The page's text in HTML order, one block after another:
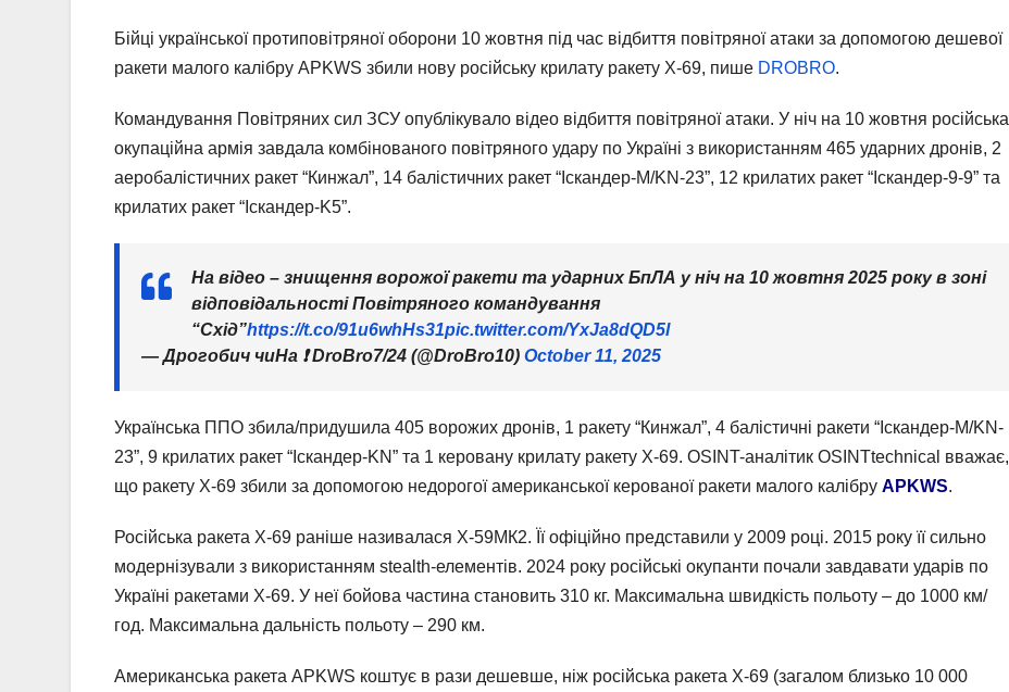
Бійці української протиповітряної оборони 10 жовтня під час відбиття повітряної атаки за допомогою дешевої
ракети малого калібру APKWS збили нову російську крилату ракету Х-69, пише DROBRO.
Командування Повітряних сил ЗСУ опублікувало відео відбиття повітряної атаки. У ніч на 10 жовтня російська
окупаційна армія завдала комбінованого повітряного удару по Україні з використанням 465 ударних дронів, 2
аеробалістичних ракет “Кинжал”, 14 балістичних ракет “Іскандер-М/KN-23”, 12 крилатих ракет “Іскандер-9-9” та
крилатих ракет “Іскандер-K5”.
На відео – знищення ворожої ракети та ударних БпЛА у ніч на 10 жовтня 2025 року в зоні
відповідальності Повітряного командування
“Схід”https://t.co/91u6whHs31pic.twitter.com/YxJa8dQD5l
— Дрогобич чиНа ❗️ DroBro7/24 (@DroBro10) October 11, 2025
Українська ППО збила/придушила 405 ворожих дронів, 1 ракету “Кинжал”, 4 балістичні ракети “Іскандер-М/KN-
23”, 9 крилатих ракет “Іскандер-KN” та 1 керовану крилату ракету Х-69. OSINT-аналітик OSINTtechnical вважає,
що ракету Х-69 збили за допомогою недорогої американської керованої ракети малого калібру APKWS.
Російська ракета Х-69 раніше називалася Х-59МК2. Її офіційно представили у 2009 році. 2015 року її сильно
модернізували з використанням stealth-елементів. 2024 року російські окупанти почали завдавати ударів по
Україні ракетами Х-69. У неї бойова частина становить 310 кг. Максимальна швидкість польоту – до 1000 км/
год. Максимальна дальність польоту – 290 км.
Американська ракета APKWS коштує в рази дешевше, ніж російська ракета Х-69 (загалом близько 10 000